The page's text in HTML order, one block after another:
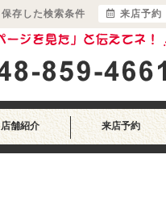
店舗紹介 来店予約
保存した検索条件 来店予約